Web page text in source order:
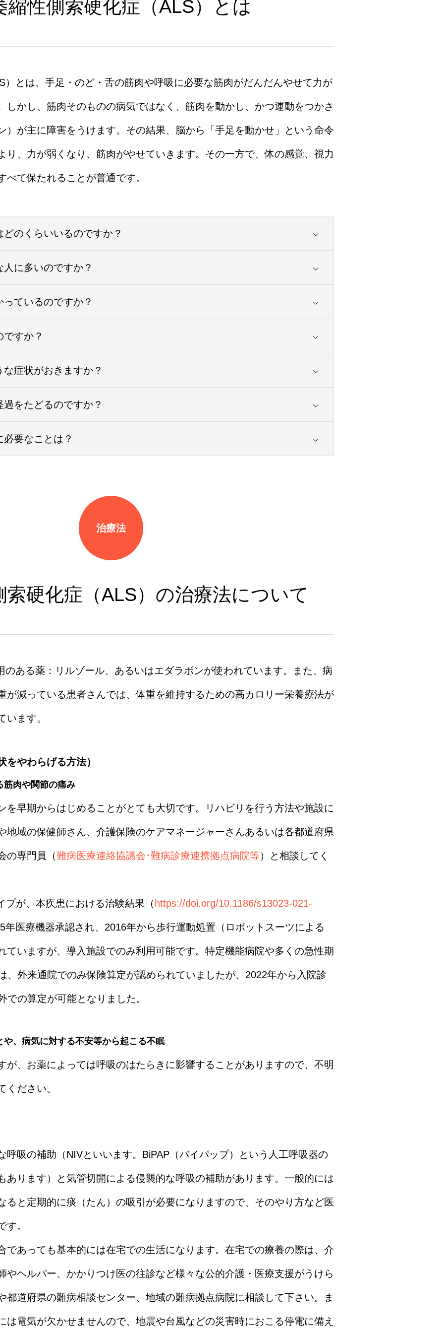
縮性側索硬化症（ALS）とは
）とは、手足・のど・舌の筋肉や呼吸に必要な筋肉がだんだんやせて力が
しかし、筋肉そのものの病気ではなく、筋肉を動かし、かつ運動をつかさ
）が主に障害をうけます。その結果、脳から「手足を動かせ」という命令
り、力が弱くなり、筋肉がやせていきます。その一方で、体の感覚、視力
て保たれることが普通です。
のくらいいるのですか？
に多いのですか？
ているのですか？
すか？
症状がおきますか？
をたどるのですか？
要なことは？
治療法
索硬化症（ALS）の治療法について
のある薬：リルゾール、あるいはエダラボンが使われています。また、病
が減っている患者さんでは、体重を維持するための高カロリー栄養療法が
います。
やわらげる方法）
筋肉や関節の痛み
を早期からはじめることがとても大切です。リハビリを行う方法や施設に
地域の保健師さん、介護保険のケアマネージャーさんあるいは各都道府県
の専門員（難病医療連絡協議会･難病診療連携拠点病院等）と相談してく
プが、本疾患における治験結果（ https://doi.org/10.1186/s13023-021-
年医療機器承認され、2016年から歩行運動処置（ロボットスーツによる
ていますが、導入施設でのみ利用可能です。特定機能病院や多くの急性期
、外来通院でのみ保険算定が認められていましたが、2022年から入院診
での算定が可能となりました。
、病気に対する不安等から起こる不眠
が、お薬によっては呼吸のはたらきに影響することがありますので、不明
ください。
呼吸の補助（NIVといいます。BiPAP（バイパップ）という人工呼吸器の
あります）と気管切開による侵襲的な呼吸の補助があります。一般的には
ると定期的に痰（たん）の吸引が必要になりますので、そのやり方など医
す。
であっても基本的には在宅での生活になります。在宅での療養の際は、介
やヘルパー、かかりつけ医の往診など様々な公的介護・医療支援がうけら
都道府県の難病相談センター、地域の難病拠点病院に相談して下さい。ま
は電気が欠かせませんので、地震や台風などの災害時におこる停電に備え